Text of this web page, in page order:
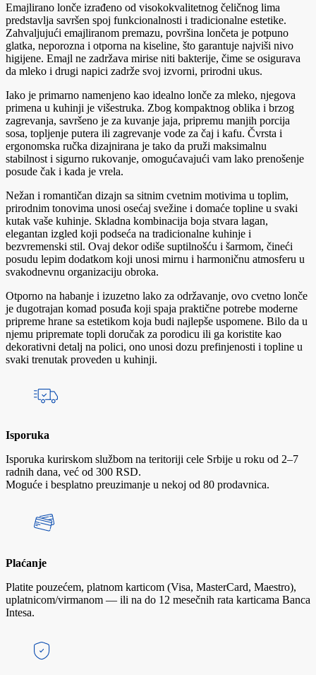
Emajlirano lonče izrađeno od visokokvalitetnog čeličnog lima
predstavlja savršen spoj funkcionalnosti i tradicionalne estetike.
Zahvaljujući emajliranom premazu, površina lončeta je potpuno
glatka, neporozna i otporna na kiseline, što garantuje najviši nivo
higijene. Emajl ne zadržava mirise niti bakterije, čime se osigurava
da mleko i drugi napici zadrže svoj izvorni, prirodni ukus.
Iako je primarno namenjeno kao idealno lonče za mleko, njegova
primena u kuhinji je višestruka. Zbog kompaktnog oblika i brzog
zagrevanja, savršeno je za kuvanje jaja, pripremu manjih porcija
sosa, topljenje putera ili zagrevanje vode za čaj i kafu. Čvrsta i
ergonomska ručka dizajnirana je tako da pruži maksimalnu
stabilnost i sigurno rukovanje, omogućavajući vam lako prenošenje
posude čak i kada je vrela.
Nežan i romantičan dizajn sa sitnim cvetnim motivima u toplim,
prirodnim tonovima unosi osećaj svežine i domaće topline u svaki
kutak vaše kuhinje. Skladna kombinacija boja stvara lagan,
elegantan izgled koji podseća na tradicionalne kuhinje i
bezvremenski stil. Ovaj dekor odiše suptilnošću i šarmom, čineći
posudu lepim dodatkom koji unosi mirnu i harmoničnu atmosferu u
svakodnevnu organizaciju obroka.
Otporno na habanje i izuzetno lako za održavanje, ovo cvetno lonče
je dugotrajan komad posuđa koji spaja praktične potrebe moderne
pripreme hrane sa estetikom koja budi najlepše uspomene. Bilo da u
njemu pripremate topli doručak za porodicu ili ga koristite kao
dekorativni detalj na polici, ono unosi dozu prefinjenosti i topline u
svaki trenutak proveden u kuhinji.
Isporuka
Isporuka kurirskom službom na teritoriji cele Srbije u roku od 2–7
radnih dana, već od 300 RSD.
Moguće i besplatno preuzimanje u nekoj od 80 prodavnica.
Plaćanje
Platite pouzećem, platnom karticom (Visa, MasterCard, Maestro),
uplatnicom/virmanom — ili na do 12 mesečnih rata karticama Banca
Intesa.